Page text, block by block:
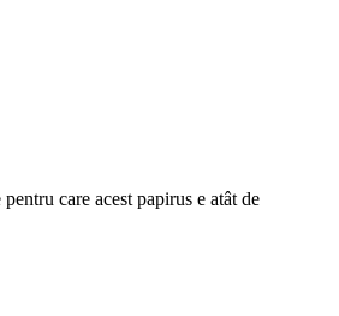
care acest papirus e atât de